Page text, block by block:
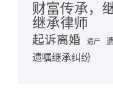
财富传承，
继承律师
起诉离婚 遗产
遗嘱继承纠纷